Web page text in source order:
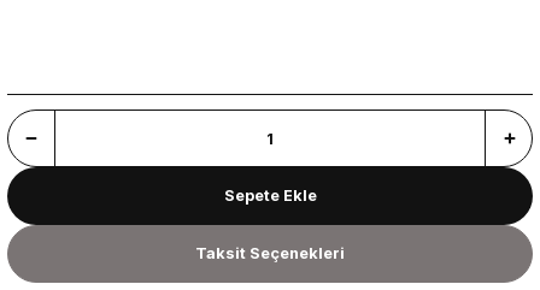
Sepete Ekle
Taksit Seçenekleri